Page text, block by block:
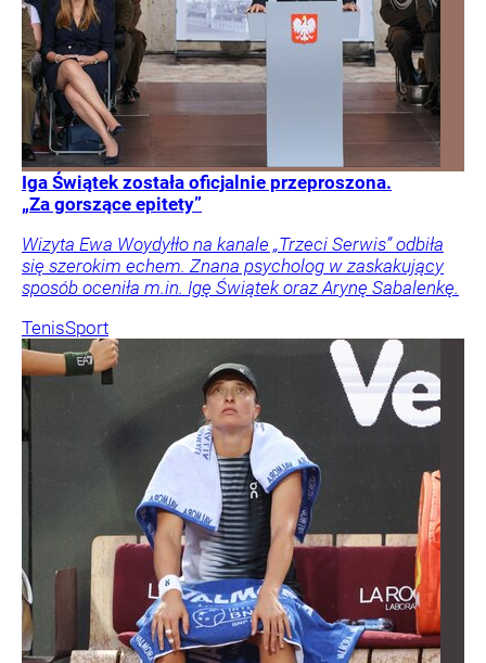
Iga Świątek została oficjalnie przeproszona.
„Za gorszące epitety”
Wizyta Ewa Woydyłło na kanale „Trzeci Serwis” odbiła
się szerokim echem. Znana psycholog w zaskakujący
sposób oceniła m.in. Igę Świątek oraz Arynę Sabalenkę.
TenisSport